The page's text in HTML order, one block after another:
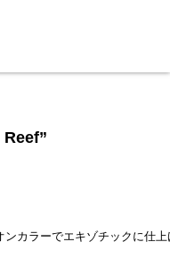
カラーでエキゾチックに仕